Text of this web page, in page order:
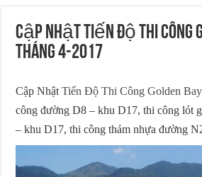
Cập Nhật Tiến Độ Thi Công
tháng 4-2017
Cập NhậtTiến Độ Thi Công Golden Bay
công đường D8 – khu D17, thi công lót
– khu D17, thi công thảm nhựa đường